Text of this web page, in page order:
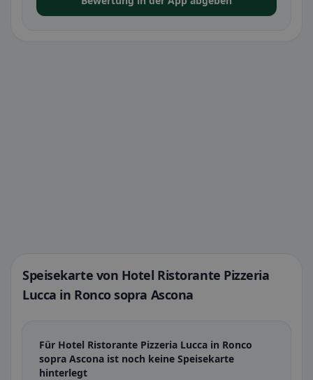
Speisekarte von Hotel Ristorante Pizzeria
Lucca in Ronco sopra Ascona
Für Hotel Ristorante Pizzeria Lucca in Ronco
sopra Ascona ist noch keine Speisekarte
hinterlegt